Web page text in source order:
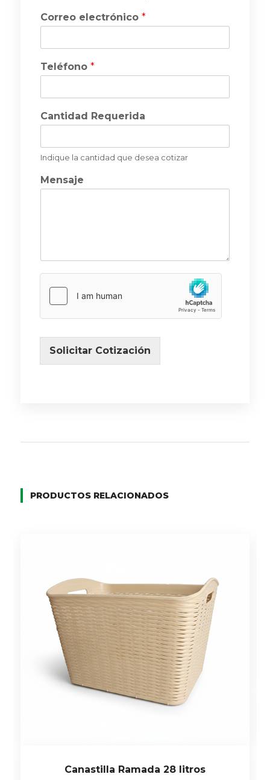
Correo electrónico *
Teléfono *
Cantidad Requerida
Indique la cantidad que desea cotizar
Mensaje
Solicitar Cotización
PRODUCTOS RELACIONADOS
Canastilla Ramada 28 litros